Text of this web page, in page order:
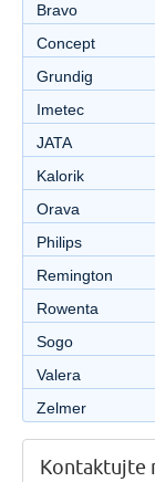
Bravo
Concept
Grundig
Imetec
JATA
Kalorik
Orava
Philips
Remington
Rowenta
Sogo
Valera
Zelmer
Kontaktujte